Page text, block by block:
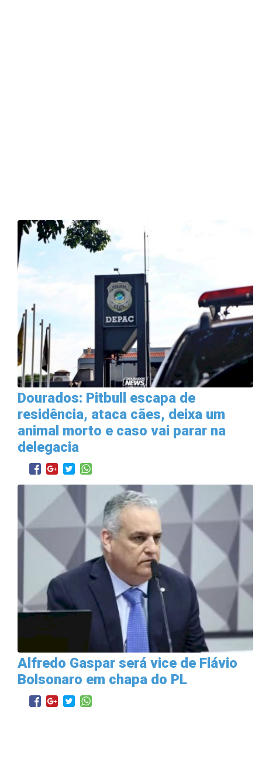
Dourados: Pitbull escapa de
residência, ataca cães, deixa um
animal morto e caso vai parar na
delegacia
Alfredo Gaspar será vice de Flávio
Bolsonaro em chapa do PL